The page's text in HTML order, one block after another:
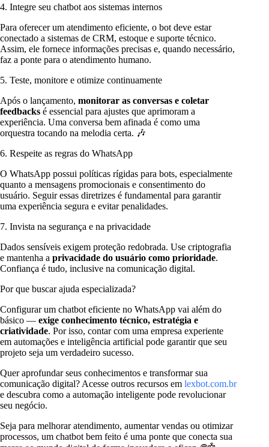
4. Integre seu chatbot aos sistemas internos
Para oferecer um atendimento eficiente, o bot deve estar
conectado a sistemas de CRM, estoque e suporte técnico.
Assim, ele fornece informações precisas e, quando necessário,
faz a ponte para o atendimento humano.
5. Teste, monitore e otimize continuamente
Após o lançamento, monitorar as conversas e coletar
feedbacks é essencial para ajustes que aprimoram a
experiência. Uma conversa bem afinada é como uma
orquestra tocando na melodia certa. 🎶
6. Respeite as regras do WhatsApp
O WhatsApp possui políticas rígidas para bots, especialmente
quanto a mensagens promocionais e consentimento do
usuário. Seguir essas diretrizes é fundamental para garantir
uma experiência segura e evitar penalidades.
7. Invista na segurança e na privacidade
Dados sensíveis exigem proteção redobrada. Use criptografia
e mantenha a privacidade do usuário como prioridade.
Confiança é tudo, inclusive na comunicação digital.
Por que buscar ajuda especializada?
Configurar um chatbot eficiente no WhatsApp vai além do
básico — exige conhecimento técnico, estratégia e
criatividade. Por isso, contar com uma empresa experiente
em automações e inteligência artificial pode garantir que seu
projeto seja um verdadeiro sucesso.
Quer aprofundar seus conhecimentos e transformar sua
comunicação digital? Acesse outros recursos em lexbot.com.br
e descubra como a automação inteligente pode revolucionar
seu negócio.
Seja para melhorar atendimento, aumentar vendas ou otimizar
processos, um chatbot bem feito é uma ponte que conecta sua